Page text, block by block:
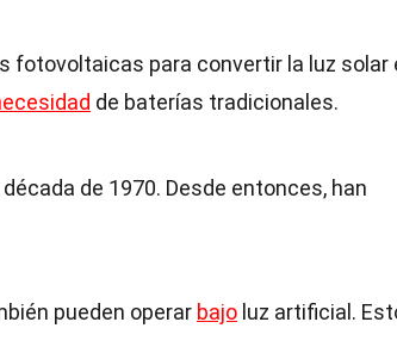
fotovoltaicas para convertir la luz solar
de baterías tradicionales.
de 1970. Desde entonces, han
pueden operar bajo luz artificial.